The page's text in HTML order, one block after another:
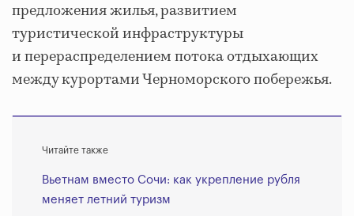
предложения жилья, развитием
туристической инфраструктуры
и перераспределением потока отдыхающих
между курортами Черноморского побережья.
Читайте также
Вьетнам вместо Сочи: как укрепление рубля
меняет летний туризм